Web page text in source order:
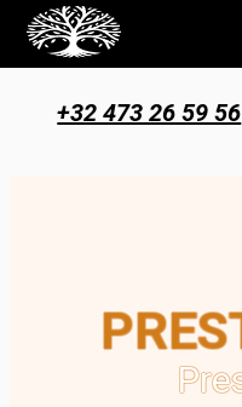
+32 473 26 59 56
Panneau de gestion des